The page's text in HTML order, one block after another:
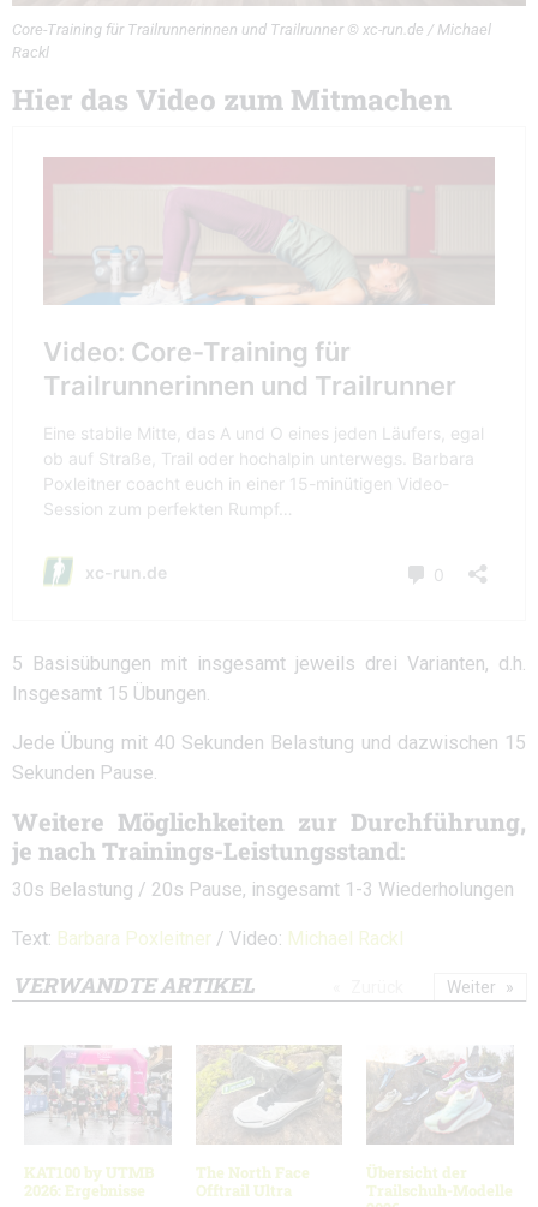
Core-Training für Trailrunnerinnen und Trailrunner © xc-run.de / Michael
Rackl
Hier das Video zum Mitmachen
5 Basisübungen mit insgesamt jeweils drei Varianten, d.h.
Insgesamt 15 Übungen.
Jede Übung mit 40 Sekunden Belastung und dazwischen 15
Sekunden Pause.
Weitere Möglichkeiten zur Durchführung,
je nach Trainings-Leistungsstand:
30s Belastung / 20s Pause, insgesamt 1-3 Wiederholungen
Text: Barbara Poxleitner / Video: Michael Rackl
VERWANDTE ARTIKEL
KAT100 by UTMB
2026: Ergebnisse
The North Face
Offtrail Ultra
Übersicht der
Trailschuh-Modelle
Weiter